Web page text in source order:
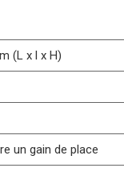
(L x l x H)
un gain de place